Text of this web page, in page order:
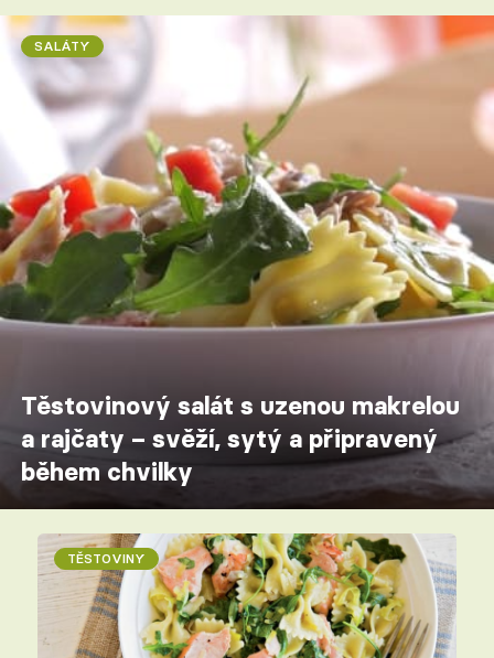
SALÁTY
Těstovinový salát s uzenou makrelou
a rajčaty – svěží, sytý a připravený
během chvilky
TĚSTOVINY